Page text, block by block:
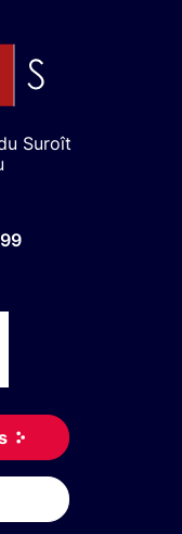
Suroît